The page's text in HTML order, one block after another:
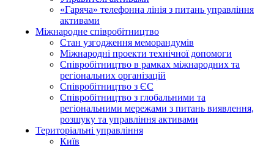
«Гаряча» телефонна лінія з питань управління
активами
Міжнародне співробітництво
Стан узгодження меморандумів
Міжнародні проекти технічної допомоги
Співробітництво в рамках міжнародних та
регіональних організацій
Співробітництво з ЄС
Співробітництво з глобальними та
регіональними мережами з питань виявлення,
розшуку та управління активами
Територіальні управління
Київ